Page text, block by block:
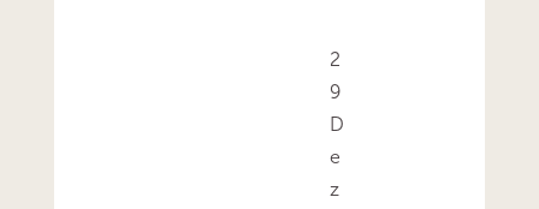
2
9
D
e
z